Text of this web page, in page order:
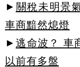
► 關稅未明景
車商黯然熄燈
► 逃命波？ 車
以前有多盤